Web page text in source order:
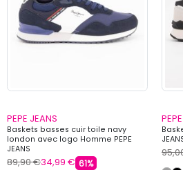
PEPE JEANS
Baskets basses cuir toile navy
london avec logo Homme PEPE
JEANS
89,90 €34,99 € 61%